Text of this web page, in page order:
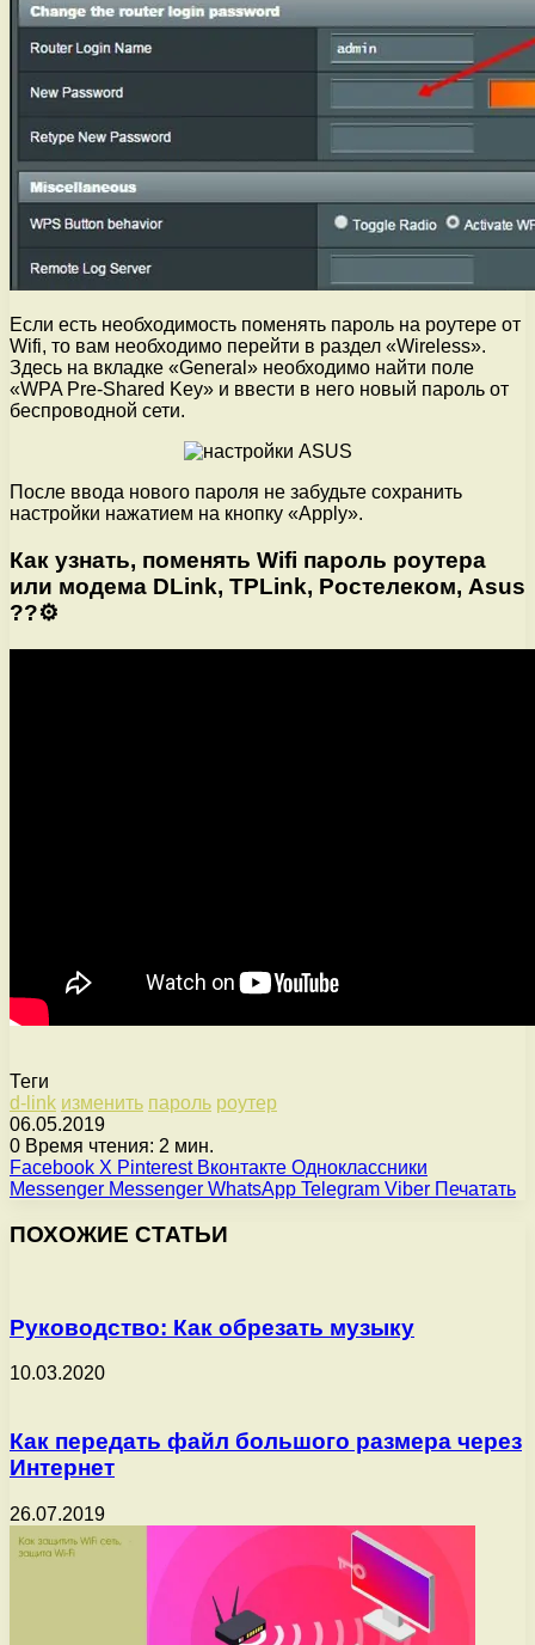
Если есть необходимость поменять пароль на роутере от
Wifi, то вам необходимо перейти в раздел «Wireless».
Здесь на вкладке «General» необходимо найти поле
«WPA Pre-Shared Key» и ввести в него новый пароль от
беспроводной сети.
После ввода нового пароля не забудьте сохранить
настройки нажатием на кнопку «Apply».
Как узнать, поменять Wifi пароль роутера
или модема DLink, TPLink, Ростелеком, Asus
??⚙️
Теги
d-link изменить пароль роутер
06.05.2019
0 Время чтения: 2 мин.
Facebook X Pinterest Вконтакте Одноклассники
Messenger Messenger WhatsApp Telegram Viber Печатать
ПОХОЖИЕ СТАТЬИ
Руководство: Как обрезать музыку
10.03.2020
Как передать файл большого размера через
Интернет
26.07.2019